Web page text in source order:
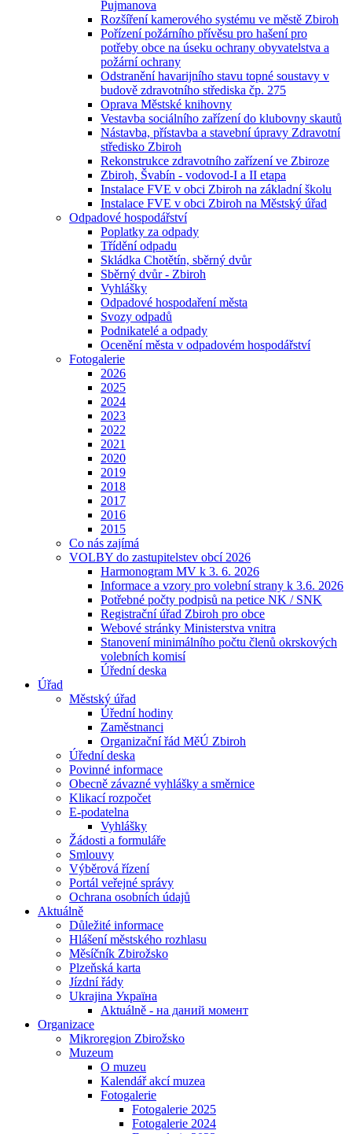
Pujmanova
Rozšíření kamerového systému ve městě Zbiroh
Pořízení požárního přívěsu pro hašení pro
potřeby obce na úseku ochrany obyvatelstva a
požární ochrany
Odstranění havarijního stavu topné soustavy v
budově zdravotního střediska čp. 275
Oprava Městské knihovny
Vestavba sociálního zařízení do klubovny skautů
Nástavba, přístavba a stavební úpravy Zdravotní
středisko Zbiroh
Rekonstrukce zdravotního zařízení ve Zbiroze
Zbiroh, Švabín - vodovod-I a II etapa
Instalace FVE v obci Zbiroh na základní školu
Instalace FVE v obci Zbiroh na Městský úřad
Odpadové hospodářství
Poplatky za odpady
Třídění odpadu
Skládka Chotětín, sběrný dvůr
Sběrný dvůr - Zbiroh
Vyhlášky
Odpadové hospodaření města
Svozy odpadů
Podnikatelé a odpady
Ocenění města v odpadovém hospodářství
Fotogalerie
2026
2025
2024
2023
2022
2021
2020
2019
2018
2017
2016
2015
Co nás zajímá
VOLBY do zastupitelstev obcí 2026
Harmonogram MV k 3. 6. 2026
Informace a vzory pro volební strany k 3.6. 2026
Potřebné počty podpisů na petice NK / SNK
Registrační úřad Zbiroh pro obce
Webové stránky Ministerstva vnitra
Stanovení minimálního počtu členů okrskových
volebních komisí
Úřední deska
Úřad
Městský úřad
Úřední hodiny
Zaměstnanci
Organizační řád MěÚ Zbiroh
Úřední deska
Povinné informace
Obecně závazné vyhlášky a směrnice
Klikací rozpočet
E-podatelna
Vyhlášky
Žádosti a formuláře
Smlouvy
Výběrová řízení
Portál veřejné správy
Ochrana osobních údajů
Aktuálně
Důležité informace
Hlášení městského rozhlasu
Měsíčník Zbirožsko
Plzeňská karta
Jízdní řády
Ukrajina Україна
Aktuálně - на даний момент
Organizace
Mikroregion Zbirožsko
Muzeum
O muzeu
Kalendář akcí muzea
Fotogalerie
Fotogalerie 2025
Fotogalerie 2024